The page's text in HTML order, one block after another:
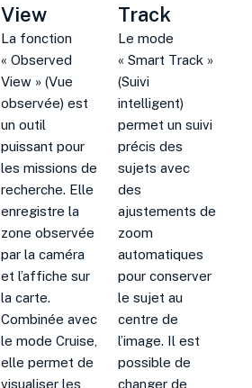
View
La fonction
« Observed
View » (Vue
observée) est
un outil
puissant pour
les missions de
recherche. Elle
enregistre la
zone observée
par la caméra
et l’affiche sur
la carte.
Combinée avec
le mode Cruise,
elle permet de
visualiser les
Track
Le mode
« Smart Track »
(Suivi
intelligent)
permet un suivi
précis des
sujets avec
des
ajustements de
zoom
automatiques
pour conserver
le sujet au
centre de
l’image. Il est
possible de
changer de